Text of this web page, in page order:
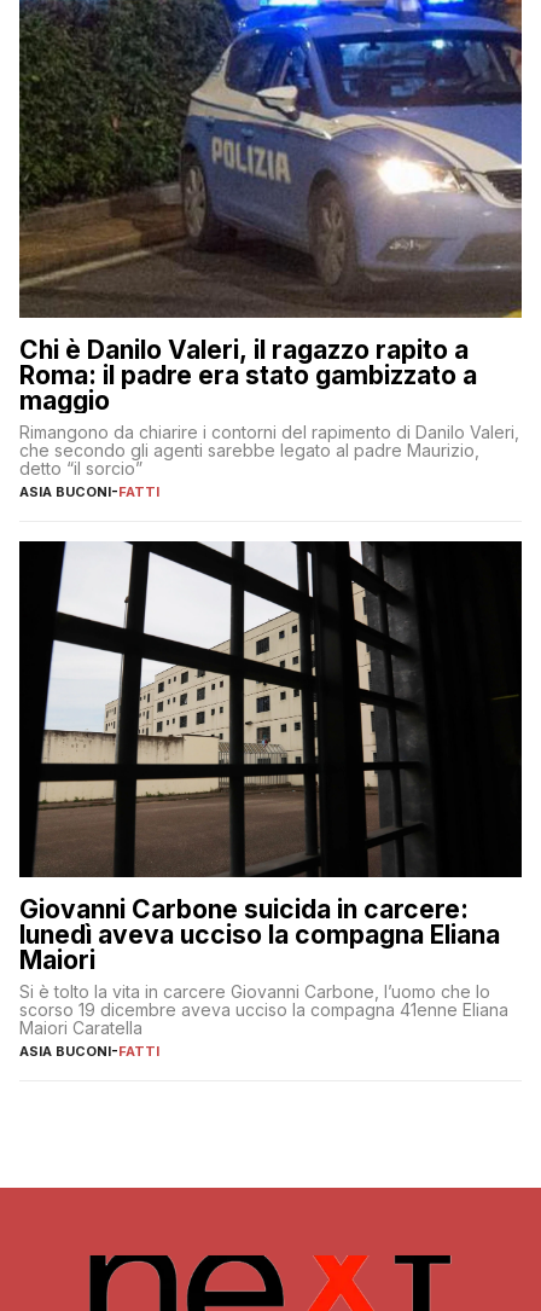
Chi è Danilo Valeri, il ragazzo rapito a
Roma: il padre era stato gambizzato a
maggio
Rimangono da chiarire i contorni del rapimento di Danilo Valeri,
che secondo gli agenti sarebbe legato al padre Maurizio,
detto “il sorcio”
ASIA BUCONI-FATTI
Giovanni Carbone suicida in carcere:
lunedì aveva ucciso la compagna Eliana
Maiori
Si è tolto la vita in carcere Giovanni Carbone, l’uomo che lo
scorso 19 dicembre aveva ucciso la compagna 41enne Eliana
Maiori Caratella
ASIA BUCONI-FATTI